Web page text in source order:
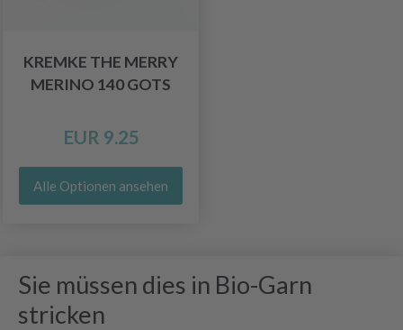
KREMKE THE MERRY
MERINO 140 GOTS
EUR 9.25
Alle Optionen ansehen
Sie müssen dies in Bio-Garn
stricken